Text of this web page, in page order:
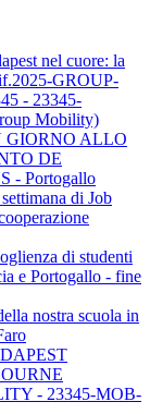
nel cuore: la
GROUP-
- 23345-
Mobility)
GIORNO ALLO
DE
- Portogallo
di Job
di studenti
e Portogallo - fine
nostra scuola in
- 23345-MOB-